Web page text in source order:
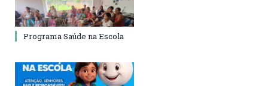
Programa Saúde na Escola